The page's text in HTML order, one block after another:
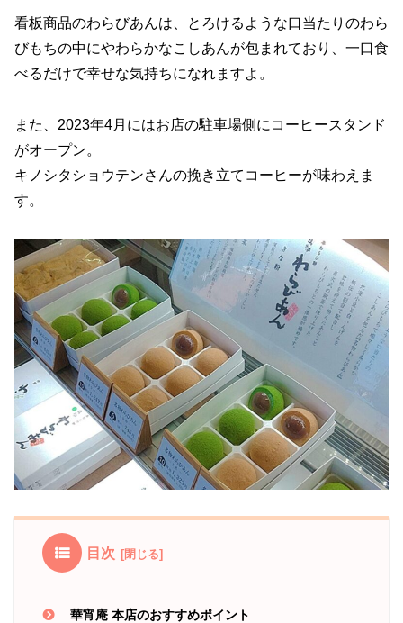
看板商品のわらびあんは、とろけるような口当たりのわら
びもちの中にやわらかなこしあんが包まれており、一口食
べるだけで幸せな気持ちになれますよ。
また、2023年4月にはお店の駐車場側にコーヒースタンド
がオープン。
キノシタショウテンさんの挽き立てコーヒーが味わえま
す。
目次
華宵庵 本店のおすすめポイント